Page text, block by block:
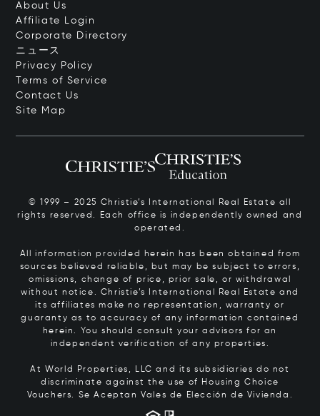
About Us
Affiliate Login
Corporate Directory
ニュース
Privacy Policy
Terms of Service
Contact Us
Site Map
© 1999 – 2025 Christie’s International Real Estate all
rights reserved. Each office is independently owned and
operated.
All information provided herein has been obtained from
sources believed reliable, but may be subject to errors,
omissions, change of price, prior sale, or withdrawal
without notice. Christie’s International Real Estate and
its affiliates make no representation, warranty or
guaranty as to accuracy of any information contained
herein. You should consult your advisors for an
independent verification of any properties.
At World Properties, LLC and its subsidiaries do not
discriminate against the use of Housing Choice
Vouchers. Se Aceptan Vales de Elección de Vivienda.